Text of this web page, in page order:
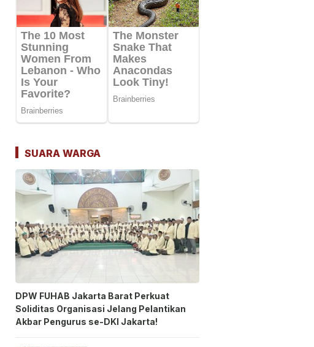
SUARA WARGA
DPW FUHAB Jakarta Barat Perkuat
Soliditas Organisasi Jelang Pelantikan
Akbar Pengurus se-DKI Jakarta!